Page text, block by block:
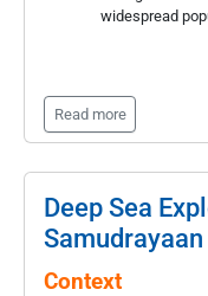
widespread
Read more
Deep Sea
Context